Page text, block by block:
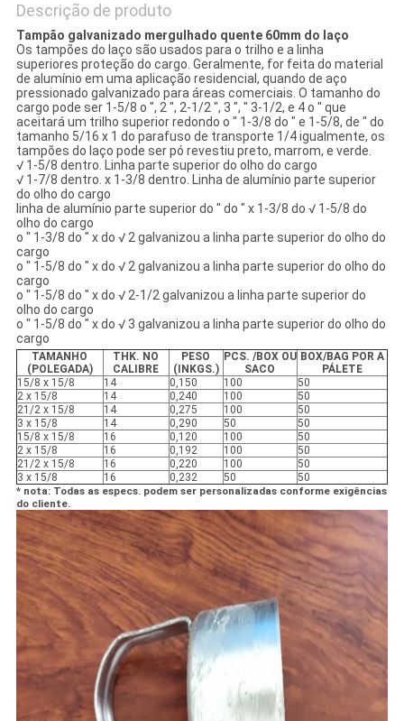
Descrição de produto
Tampão galvanizado mergulhado quente 60mm do laço
Os tampões do laço são usados para o trilho e a linha
superiores proteção do cargo. Geralmente, for feita do material
de alumínio em uma aplicação residencial, quando de aço
pressionado galvanizado para áreas comerciais. O tamanho do
cargo pode ser 1-5/8 o ″, 2 ″, 2-1/2 ″, 3 ″, ″ 3-1/2, e 4 o ″ que
aceitará um trilho superior redondo o ″ 1-3/8 do ″ e 1-5/8, de ″ do
tamanho 5/16 x 1 do parafuso de transporte 1/4 igualmente, os
tampões do laço pode ser pó revestiu preto, marrom, e verde.
√ 1-5/8 dentro. Linha parte superior do olho do cargo
√ 1-7/8 dentro. x 1-3/8 dentro. Linha de alumínio parte superior
do olho do cargo
linha de alumínio parte superior do ″ do ″ x 1-3/8 do √ 1-5/8 do
olho do cargo
o ″ 1-3/8 do ″ x do √ 2 galvanizou a linha parte superior do olho do
cargo
o ″ 1-5/8 do ″ x do √ 2 galvanizou a linha parte superior do olho do
cargo
o ″ 1-5/8 do ″ x do √ 2-1/2 galvanizou a linha parte superior do
olho do cargo
o ″ 1-5/8 do ″ x do √ 3 galvanizou a linha parte superior do olho do
cargo
TAMANHO
(POLEGADA)
THK. NO
CALIBRE
PESO
(INKGS.)
PCS. /BOX OU
SACO
BOX/BAG POR A
PÁLETE
15/8 x 15/8
14 0,150 100
50
2 x 15/8
14 0,240 100
50
21/2 x 15/8
14 0,275 100
50
3 x 15/8
14 0,290 50
50
15/8 x 15/8
16 0,120 100
50
2 x 15/8
16 0,192 100
50
21/2 x 15/8
16 0,220 100
50
3 x 15/8
16 0,232 50
50
* nota: Todas as especs. podem ser personalizadas conforme exigências
do cliente.